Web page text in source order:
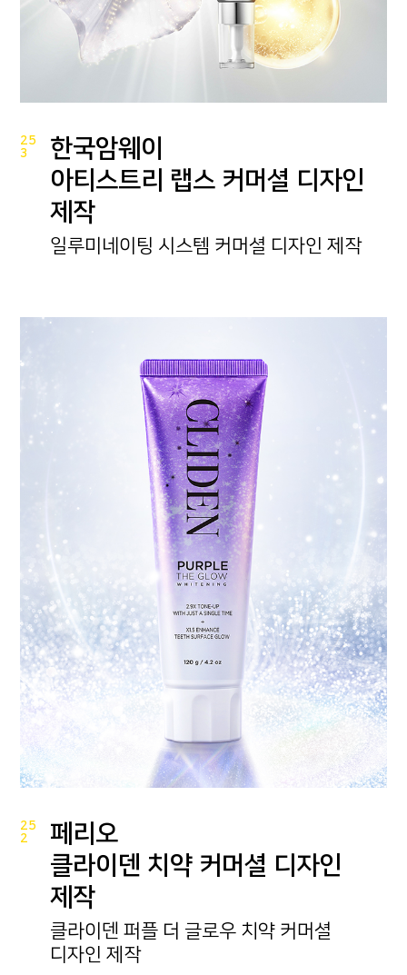
25
3
한국암웨이
아티스트리 랩스 커머셜 디자인
제작
일루미네이팅 시스템 커머셜 디자인 제작
25
2
페리오
클라이덴 치약 커머셜 디자인
제작
클라이덴 퍼플 더 글로우 치약 커머셜
디자인 제작